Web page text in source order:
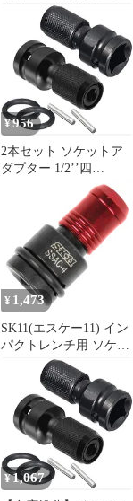
トアダプター インチ六
角メスソケット インパ
クトレンチ用六角軸ア
ダプター アダプター ド
リルチャックコンバー
ター チャックアダプタ
ー インパクトドライバ
ー 差込角変換アダプタ
ー 1/2 ドライブから1/4
六角
¥956
2本セット ソケットア
ダプター 1/2’’四
角-1/4’’六角軸ソケット
アダプター シャンクア
ダプター 2ピース 6.35
ｍｍ六角 12.7ｍｍ四角
ソケットアダプター 差
込角変換アダプター チ
ャックアダプター イン
パクトレンチ用六角軸
アダプター 六角軸用ソ
ケ
¥ 1,473
SK11(エスケー11) イン
パクトレンチ用 ソケッ
トアンビルチャック 差
込角12.7mm SSAC-4
¥1,067